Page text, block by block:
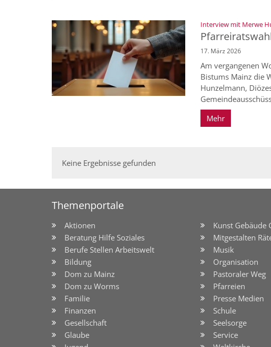
Interview mit Merwe
17. März 2026
Am vergangenen
Bistums Mainz die
Hunzelmann,
Mehr
Keine Ergebnisse gefunden
Themenportale
Aktionen
Beratung Hilfe Soziales
Berufe Stellen Arbeitswelt
Bildung
Dom zu Mainz
Dom zu Worms
Familie
Finanzen
Gesellschaft
Glaube
Kunst Gebäude
Mitgestalten
Musik
Organisation
Pastoraler Weg
Pfarreien
Presse Medien
Schule
Seelsorge
Service